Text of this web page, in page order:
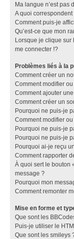
Ma langue n’est pas
A quoi
Comment puis-je
Qu’est-ce que mon
Lorsque je clique sur
me connecter !?
Problèmes liés à la
Comment créer un
Comment modifier
Comment ajouter
Comment créer un
Pourquoi ne puis-je
Comment modifier
Pourquoi ne puis-je
Pourquoi ne puis-je
Pourquoi ai-je reçu
Comment rapporter
À quoi sert le bouton
message ?
Pourquoi mon
Comment remonter
Mise en forme et
Que sont les
Puis-je utiliser le
Que sont les smileys